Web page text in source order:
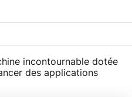
incontournable dotée
des applications